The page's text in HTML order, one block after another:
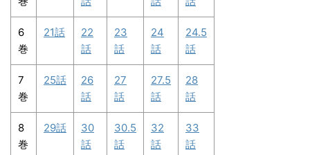
6
巻
21話
22
話
23
話
24
話
24.5
話
7
巻
25話
26
話
27
話
27.5
話
28
話
8
巻
29話
30
話
30.5
話
32
話
33
話